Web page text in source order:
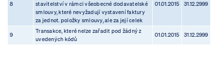
8
stavitelství v rámci všeobecné dodavatelské
smlouvy, které nevyžadují vystavení faktury
za jednot. položky smlouvy, ale za její celek
01.01.2015 31.12.2999
9
Transakce, které nelze zařadit pod žádný z
uvedených kódů
01.01.2015 31.12.2999